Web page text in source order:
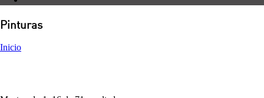
Pinturas
Inicio